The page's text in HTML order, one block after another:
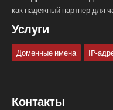
как надежный партнер для
Услуги
Доменные имена IP-
Контакты